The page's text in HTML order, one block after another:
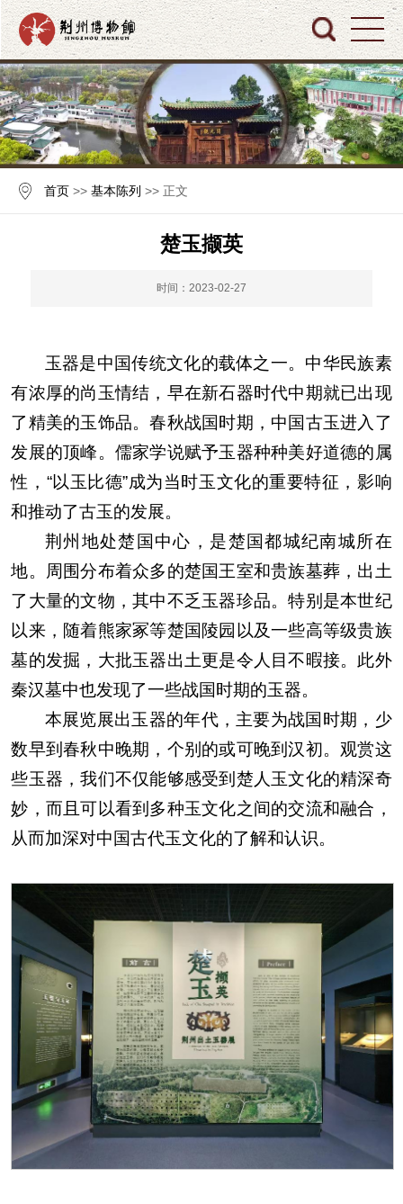
首页 >>基本陈列 >> 正文
楚玉撷英
时间：2023-02-27
玉器是中国传统文化的载体之一。中华民族素
有浓厚的尚玉情结，早在新石器时代中期就已出现
了精美的玉饰品。春秋战国时期，中国古玉进入了
发展的顶峰。儒家学说赋予玉器种种美好道德的属
性，“以玉比德”成为当时玉文化的重要特征，影响
和推动了古玉的发展。
荆州地处楚国中心，是楚国都城纪南城所在
地。周围分布着众多的楚国王室和贵族墓葬，出土
了大量的文物，其中不乏玉器珍品。特别是本世纪
以来，随着熊家冢等楚国陵园以及一些高等级贵族
墓的发掘，大批玉器出土更是令人目不暇接。此外
秦汉墓中也发现了一些战国时期的玉器。
本展览展出玉器的年代，主要为战国时期，少
数早到春秋中晚期，个别的或可晚到汉初。观赏这
些玉器，我们不仅能够感受到楚人玉文化的精深奇
妙，而且可以看到多种玉文化之间的交流和融合，
从而加深对中国古代玉文化的了解和认识。